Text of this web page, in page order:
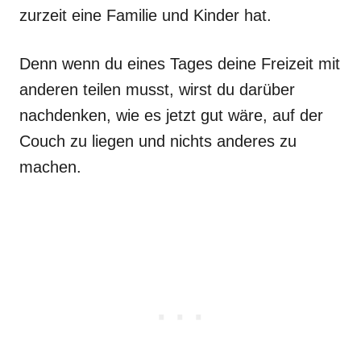
zurzeit eine Familie und Kinder hat.
Denn wenn du eines Tages deine Freizeit mit
anderen teilen musst, wirst du darüber
nachdenken, wie es jetzt gut wäre, auf der
Couch zu liegen und nichts anderes zu
machen.